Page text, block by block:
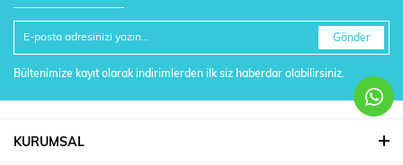
Gönder
Bültenimize kayıt olarak indirimlerden ilk siz haberdar olabilirsiniz.
KURUMSAL